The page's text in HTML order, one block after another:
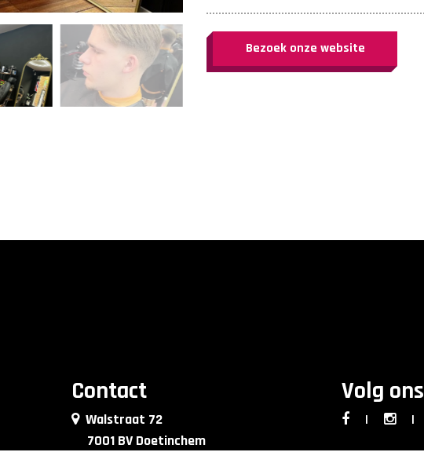
Bezoek onze website
Contact
Walstraat 72
7001 BV Doetinchem
Volg ons
| |